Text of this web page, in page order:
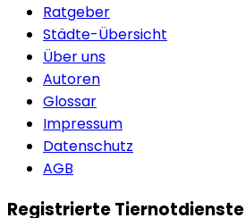
Ratgeber
Städte-Übersicht
Über uns
Autoren
Glossar
Impressum
Datenschutz
AGB
Registrierte Tiernotdienste